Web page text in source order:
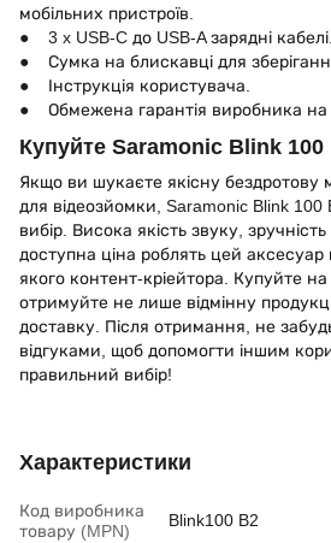
мобільних пристроїв.
● 3 x USB-C до USB-A зарядні кабелі.
● Сумка на блискавці для
● Інструкція користувача.
● Обмежена гарантія виробника на
Купуйте Saramonic Blink
Якщо ви шукаєте якісну бездротову
для відеозйомки, Saramonic Blink
вибір. Висока якість звуку,
доступна ціна роблять цей
якого контент-кріейтора. Купуйте
отримуйте не лише відмінну
доставку. Після отримання, не
відгуками, щоб допомогти іншим
правильний вибір!
Характеристики
Код виробника
товару (MPN)
Blink100 B2